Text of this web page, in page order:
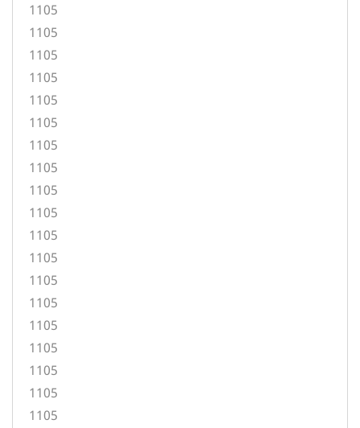
1105
1105
1105
1105
1105
1105
1105
1105
1105
1105
1105
1105
1105
1105
1105
1105
1105
1105
1105